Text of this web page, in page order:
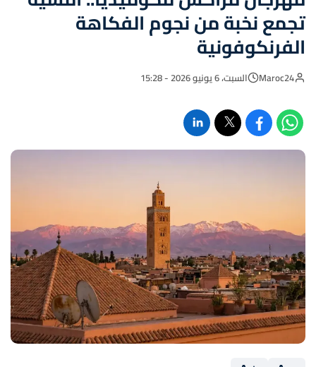
تجمع نخبة من نجوم الفكاهة
الفرنكوفونية
Maroc24 السبت، 6 يونيو 2026 - 15:28